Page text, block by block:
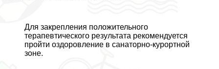
Для закрепления положительного
терапевтического результата рекомендуется
пройти оздоровление в санаторно-курортной
зоне.